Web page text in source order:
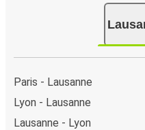
payer en espèces (dans
montez à bord du bus).
Paris - Lausanne
Lyon - Lausanne
Lausanne - Lyon